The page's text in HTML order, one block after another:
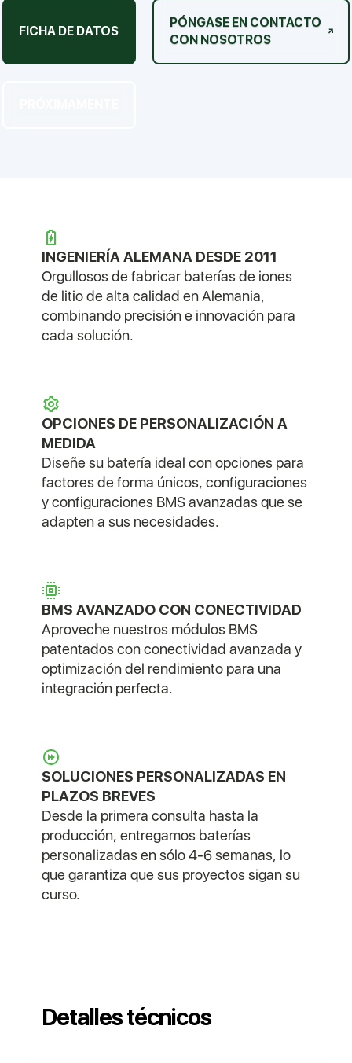
FICHA DE DATOS
PÓNGASE EN CONTACTO
CON NOSOTROS
INGENIERÍA ALEMANA DESDE 2011
Orgullosos de fabricar baterías de iones
de litio de alta calidad en Alemania,
combinando precisión e innovación para
cada solución.
OPCIONES DE PERSONALIZACIÓN A
MEDIDA
Diseñe su batería ideal con opciones para
factores de forma únicos, configuraciones
y configuraciones BMS avanzadas que se
adapten a sus necesidades.
BMS AVANZADO CON CONECTIVIDAD
Aproveche nuestros módulos BMS
patentados con conectividad avanzada y
optimización del rendimiento para una
integración perfecta.
SOLUCIONES PERSONALIZADAS EN
PLAZOS BREVES
Desde la primera consulta hasta la
producción, entregamos baterías
personalizadas en sólo 4-6 semanas, lo
que garantiza que sus proyectos sigan su
curso.
Detalles técnicos